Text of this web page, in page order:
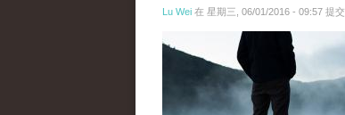
Lu Wei 在 星期三, 06/01/2016 - 09:57 提交
wen_tou_tu_2.jpg